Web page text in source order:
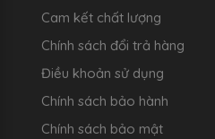
Cam kết chất lượng
Chính sách đổi trả hàng
Điều khoản sử dụng
Chính sách bảo hành
Chính sách bảo mật